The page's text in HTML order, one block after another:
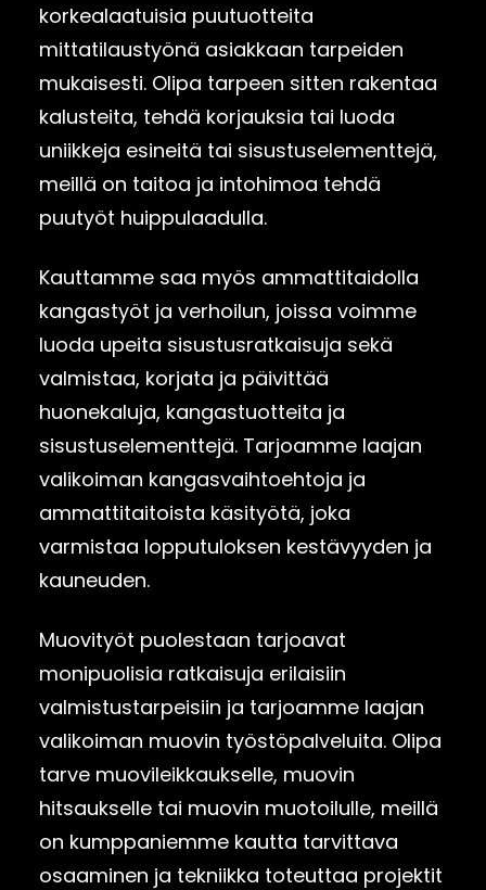
korkealaatuisia puutuotteita
mittatilaustyönä asiakkaan tarpeiden
mukaisesti. Olipa tarpeen sitten rakentaa
kalusteita, tehdä korjauksia tai luoda
uniikkeja esineitä tai sisustuselementtejä,
meillä on taitoa ja intohimoa tehdä
puutyöt huippulaadulla.
Kauttamme saa myös ammattitaidolla
kangastyöt ja verhoilun, joissa voimme
luoda upeita sisustusratkaisuja sekä
valmistaa, korjata ja päivittää
huonekaluja, kangastuotteita ja
sisustuselementtejä. Tarjoamme laajan
valikoiman kangasvaihtoehtoja ja
ammattitaitoista käsityötä, joka
varmistaa lopputuloksen kestävyyden ja
kauneuden.
Muovityöt puolestaan tarjoavat
monipuolisia ratkaisuja erilaisiin
valmistustarpeisiin ja tarjoamme laajan
valikoiman muovin työstöpalveluita. Olipa
tarve muovileikkaukselle, muovin
hitsaukselle tai muovin muotoilulle, meillä
on kumppaniemme kautta tarvittava
osaaminen ja tekniikka toteuttaa projektit